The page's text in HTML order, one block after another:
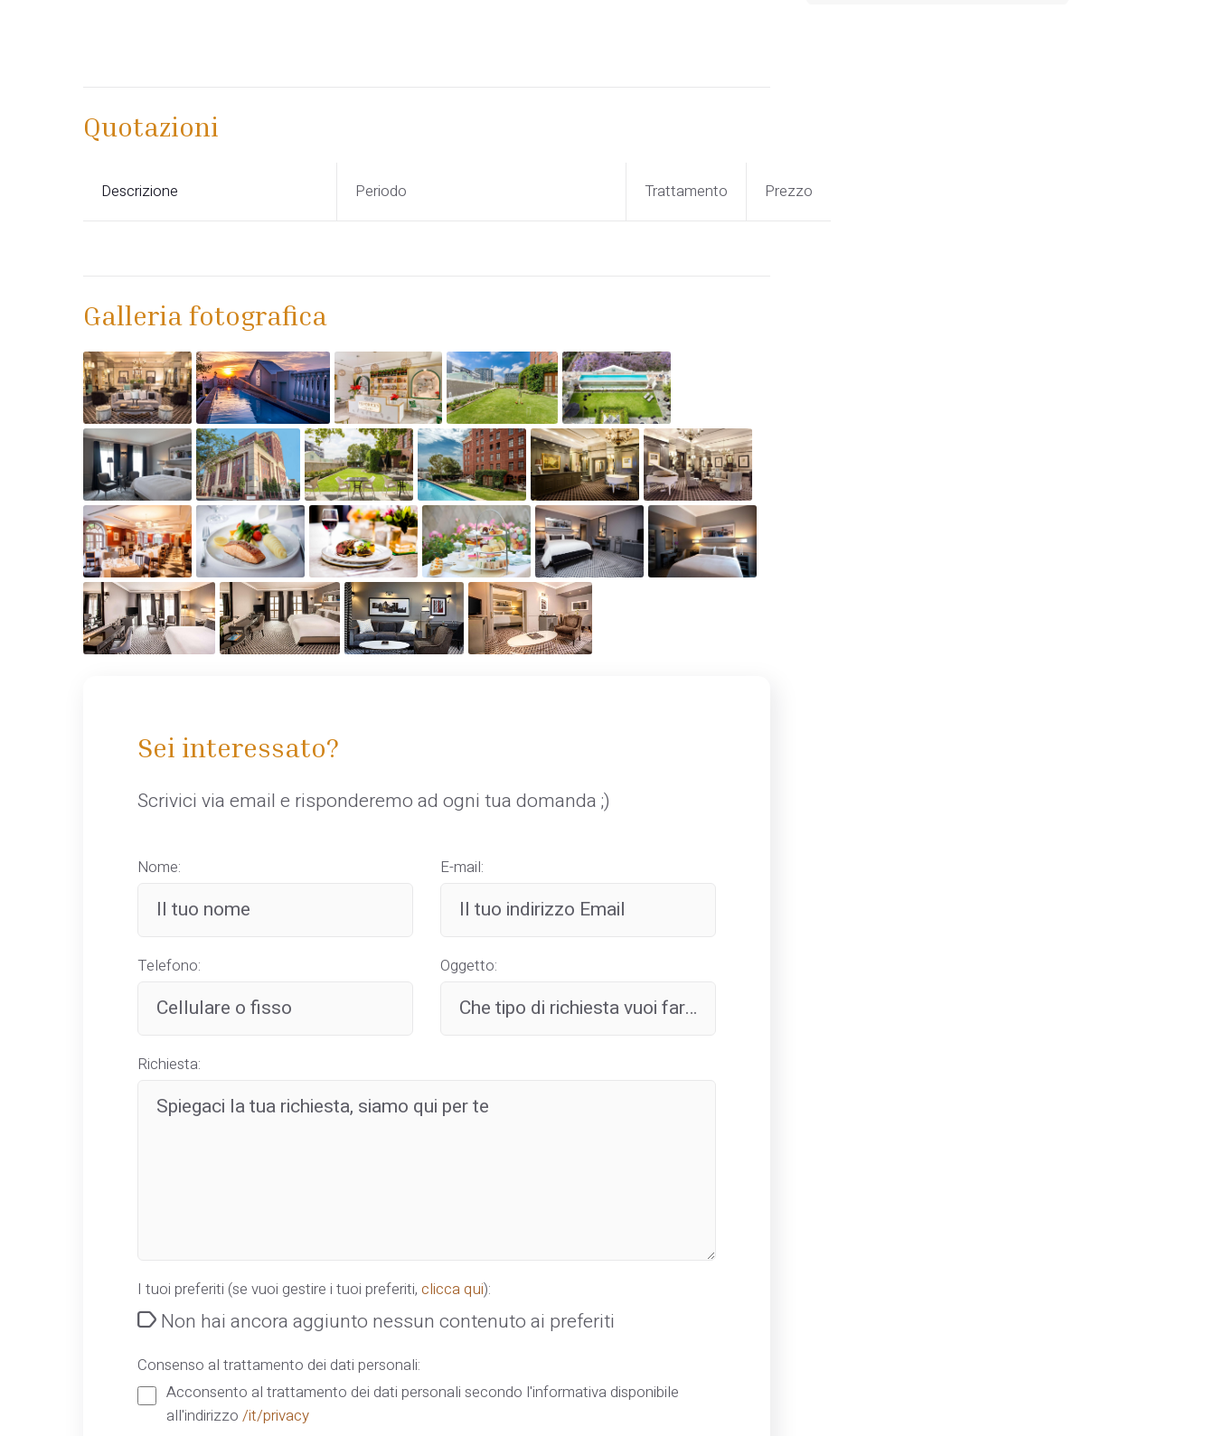
Quotazioni
Descrizione Periodo Trattamento Prezzo
Galleria fotografica
Sei interessato?
Scrivici via email e risponderemo ad ogni tua domanda ;)
Nome: E-mail:
Telefono: Oggetto:
Richiesta:
I tuoi preferiti (se vuoi gestire i tuoi preferiti, clicca qui):
Non hai ancora aggiunto nessun contenuto ai preferiti
Consenso al trattamento dei dati personali:
Acconsento al trattamento dei dati personali secondo l'informativa disponibile
all'indirizzo /it/privacy